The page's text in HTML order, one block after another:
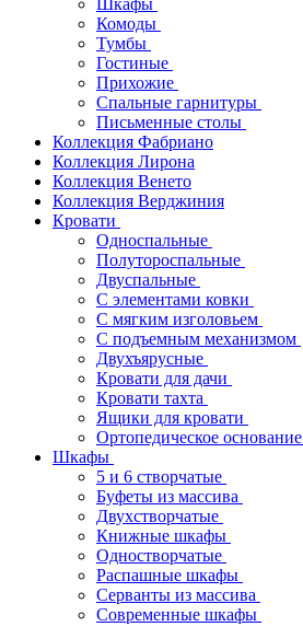
Шкафы
Комоды
Тумбы
Гостиные
Прихожие
Спальные гарнитуры
Письменные столы
Коллекция Фабриано
Коллекция Лирона
Коллекция Венето
Коллекция Верджиния
Кровати
Односпальные
Полутороспальные
Двуспальные
С элементами ковки
С мягким изголовьем
С подъемным механизмом
Двухъярусные
Кровати для дачи
Кровати тахта
Ящики для кровати
Ортопедическое основание
Шкафы
5 и 6 створчатые
Буфеты из массива
Двухстворчатые
Книжные шкафы
Одностворчатые
Распашные шкафы
Серванты из массива
Современные шкафы